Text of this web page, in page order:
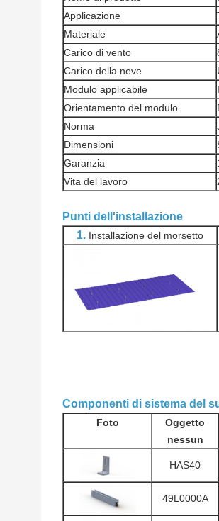
Applicazione
Materiale
Carico di vento
Carico della neve
Modulo applicabile
Orientamento del modulo
Norma
Dimensioni
Garanzia
Vita del lavoro
Punti dell'installazione
1. Installazione del morsetto
Componenti di sistema del
Foto
Oggetto
nessun
HAS40
49L0000A